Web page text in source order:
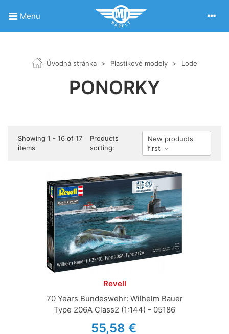
Menu
Úvodná stránka > Plastikové modely > Lode
PONORKY
Showing 1 - 16 of 17
items
Products
sorting:
New products
first
Revell
70 Years Bundeswehr: Wilhelm Bauer
Type 206A Class2 (1:144) - 05186
55,58 €